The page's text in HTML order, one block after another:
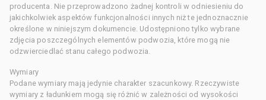
producenta. Nie przeprowadzono żadnej kontroli w odniesieniu do
jakichkolwiek aspektów funkcjonalności innych niż te jednoznacznie
określone w niniejszym dokumencie. Udostępniono tylko wybrane
zdjęcia poszczególnych elementów podwozia, które mogą nie
odzwierciedlać stanu całego podwozia.
Wymiary
Podane wymiary mają jedynie charakter szacunkowy. Rzeczywiste
wymiary z ładunkiem mogą się różnić w zależności od wysokości